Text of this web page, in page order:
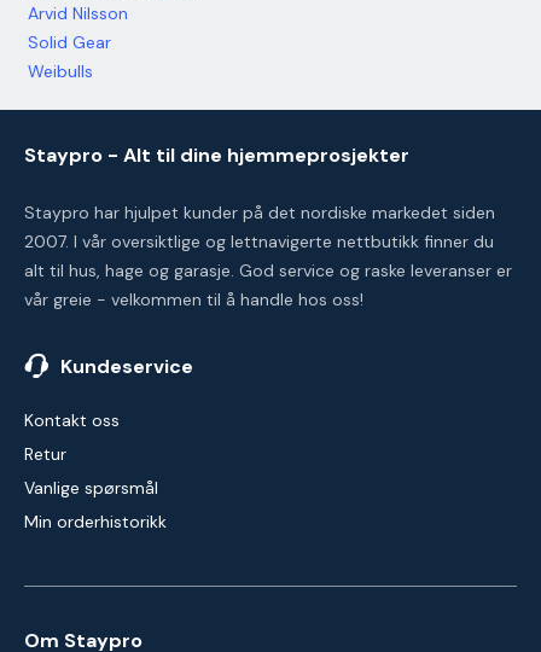
Arvid Nilsson
Solid Gear
Weibulls
Staypro - Alt til dine hjemmeprosjekter
Staypro har hjulpet kunder på det nordiske markedet siden
2007. I vår oversiktlige og lettnavigerte nettbutikk finner du
alt til hus, hage og garasje. God service og raske leveranser er
vår greie - velkommen til å handle hos oss!
Kundeservice
Kontakt oss
Retur
Vanlige spørsmål
Min orderhistorikk
Om Staypro